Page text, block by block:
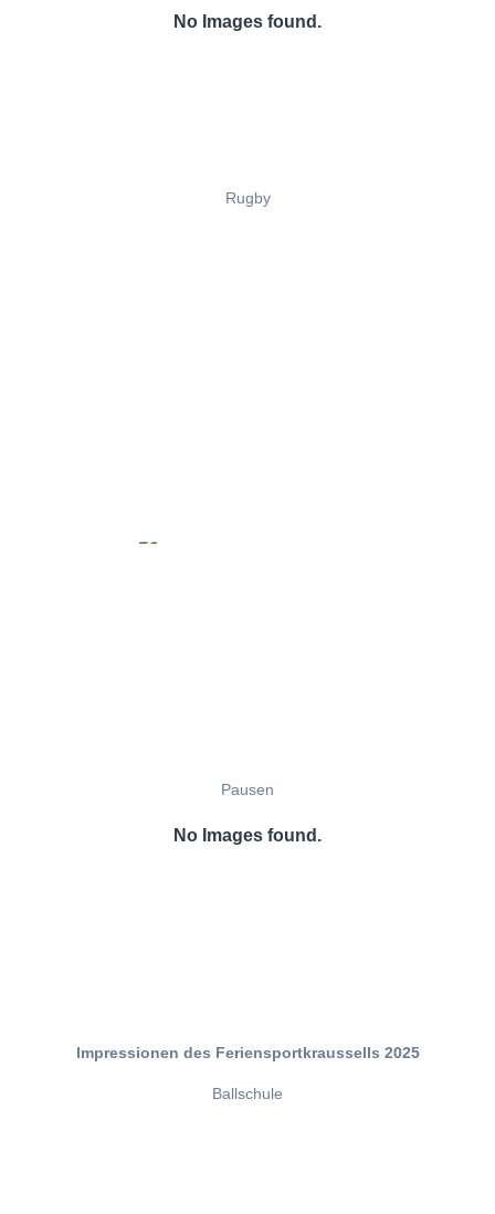
No Images found.
Rugby
Pausen
No Images found.
Impressionen des Feriensportkraussells 2025
Ballschule